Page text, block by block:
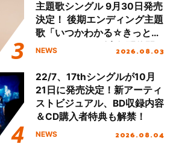
主題歌シングル 9月30日発売
決定！ 後期エンディング主題
歌「いつかわかる☆きっとあ
える」TVサイズ先行配信開
NEWS 2026.08.03
22/7、17thシングルが10月
21日に発売決定！新アーティ
ストビジュアル、BD収録内容
＆CD購入者特典も解禁！
NEWS 2026.08.04